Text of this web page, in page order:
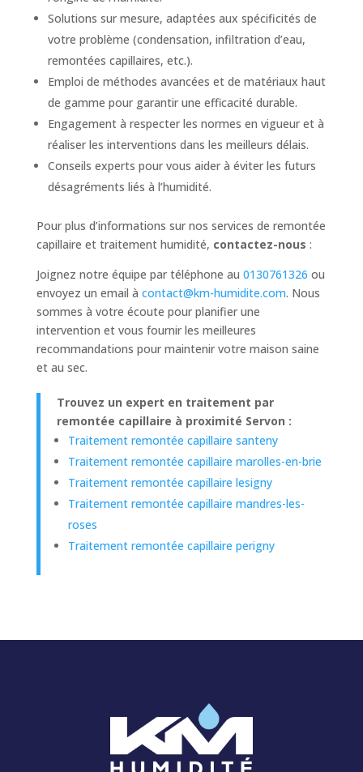
Solutions sur mesure, adaptées aux spécificités de
votre problème (condensation, infiltration d’eau,
remontées capillaires, etc.).
Emploi de méthodes avancées et de matériaux haut
de gamme pour garantir une efficacité durable.
Engagement à respecter les normes en vigueur et à
réaliser les interventions dans les meilleurs délais.
Conseils experts pour vous aider à éviter les futurs
désagréments liés à l’humidité.
Pour plus d’informations sur nos services de remontée
capillaire et traitement humidité, contactez-nous :
Joignez notre équipe par téléphone au 0130761326 ou
envoyez un email à contact@km-humidite.com. Nous
sommes à votre écoute pour planifier une
intervention et vous fournir les meilleures
recommandations pour maintenir votre maison saine
et au sec.
Trouvez un expert en traitement par
remontée capillaire à proximité Servon :
Traitement remontée capillaire santeny
Traitement remontée capillaire marolles-en-brie
Traitement remontée capillaire lesigny
Traitement remontée capillaire mandres-les-
roses
Traitement remontée capillaire perigny